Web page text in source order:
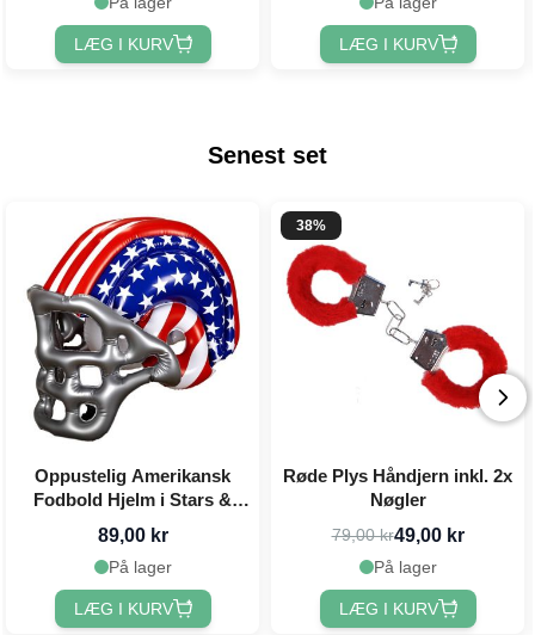
LÆG I KURV LÆG I KURV
Senest set
Oppustelig Amerikansk
Fodbold Hjelm i Stars &
Stripes
89,00 kr
På lager
LÆG I KURV
38%
Røde Plys Håndjern inkl. 2x
Nøgler
79,00 kr49,00 kr
På lager
LÆG I KURV